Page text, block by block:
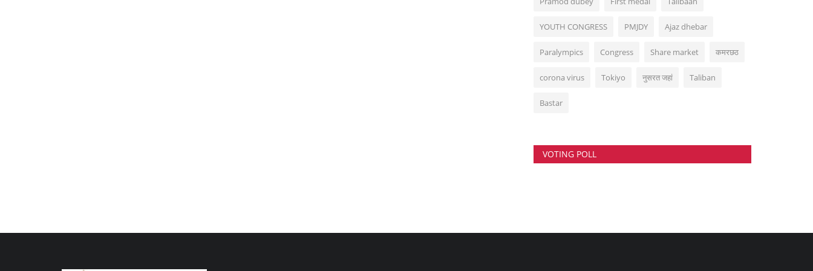
YOUTH CONGRESS PMJDY Ajaz dhebar
Paralympics Congress Share market कमरछठ
corona virus Tokiyo नुसरत जहां Taliban
Bastar
VOTING POLL